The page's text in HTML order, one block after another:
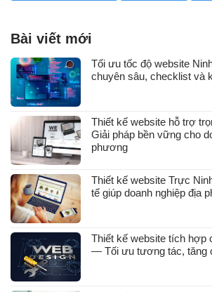
Bài viết mới
Tối ưu tốc độ website
chuyên sâu, checklist và
Thiết kế website hỗ trợ
Giải pháp bền vững cho
phương
Thiết kế website Trực
tế giúp doanh nghiệp địa
Thiết kế website tích hợp
— Tối ưu tương tác, tăng